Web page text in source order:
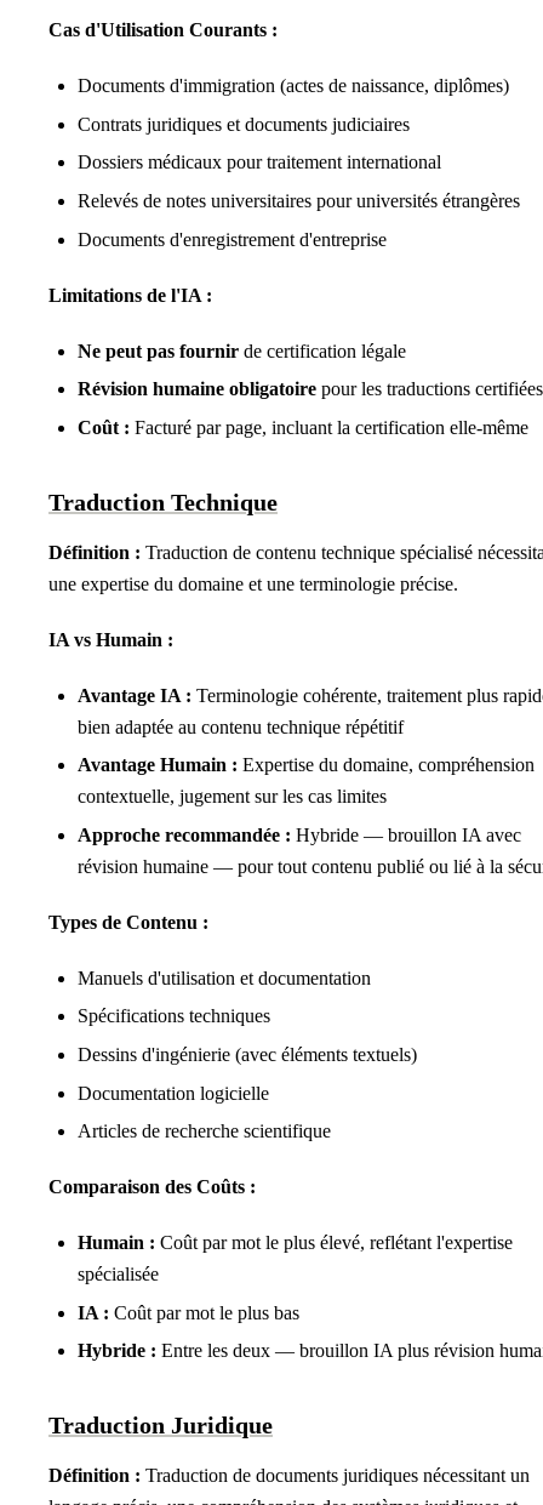
Cas d'Utilisation Courants :
Documents d'immigration (actes de naissance, diplômes)
Contrats juridiques et documents judiciaires
Dossiers médicaux pour traitement international
Relevés de notes universitaires pour universités étrangères
Documents d'enregistrement d'entreprise
Limitations de l'IA :
Ne peut pas fournir de certification légale
Révision humaine obligatoire pour les traductions certifiées
Coût : Facturé par page, incluant la certification elle-même
Traduction Technique
Définition : Traduction de contenu technique spécialisé
une expertise du domaine et une terminologie précise.
IA vs Humain :
Avantage IA : Terminologie cohérente, traitement plus
bien adaptée au contenu technique répétitif
Avantage Humain : Expertise du domaine, compréhension
contextuelle, jugement sur les cas limites
Approche recommandée : Hybride — brouillon IA avec
révision humaine — pour tout contenu publié ou lié à la
Types de Contenu :
Manuels d'utilisation et documentation
Spécifications techniques
Dessins d'ingénierie (avec éléments textuels)
Documentation logicielle
Articles de recherche scientifique
Comparaison des Coûts :
Humain : Coût par mot le plus élevé, reflétant l'expertise
spécialisée
IA : Coût par mot le plus bas
Hybride : Entre les deux — brouillon IA plus révision
Traduction Juridique
Définition : Traduction de documents juridiques nécessitant un